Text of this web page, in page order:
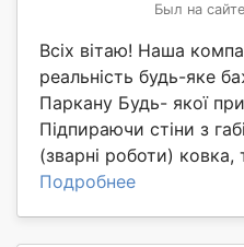
Был на
Всіх вітаю! Наша
реальність будь-яке
Паркану Будь- якої
Підпираючи стіни з
(зварні роботи)
Подробнее